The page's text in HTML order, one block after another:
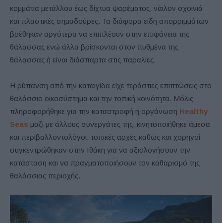
κομμάτια μετάλλου έως δίχτυα ψαρέματος, νάιλον σχοινιά
και πλαστικές σημαδούρες. Τα διάφορα είδη απορριμμάτων
βρέθηκαν αργότερα να επιπλέουν στην επιφάνεια της
θάλασσας ενώ άλλα βρίσκονται στον πυθμένα της
θάλασσας ή είναι διάσπαρτα στις παραλίες.
Η ρύπανση από την καταιγίδα είχε τεράστιες επιπτώσεις στο
θαλάσσιο οικοσύστημα και την τοπική κοινότητα. Μόλις
πληροφορήθηκε για την καταστροφή η οργάνωση Healthy
Seas μαζί με άλλους συνεργάτες της, κινητοποιήθηκε άμεσα
και περιβαλλοντολόγοι, τοπικές αρχές καθώς και χορηγοί
συγκεντρώθηκαν στην Ιθάκη για να αξιολογήσουν την
κατάσταση και να πραγματοποιήσουν τον καθαρισμό της
θαλάσσιας περιοχής.